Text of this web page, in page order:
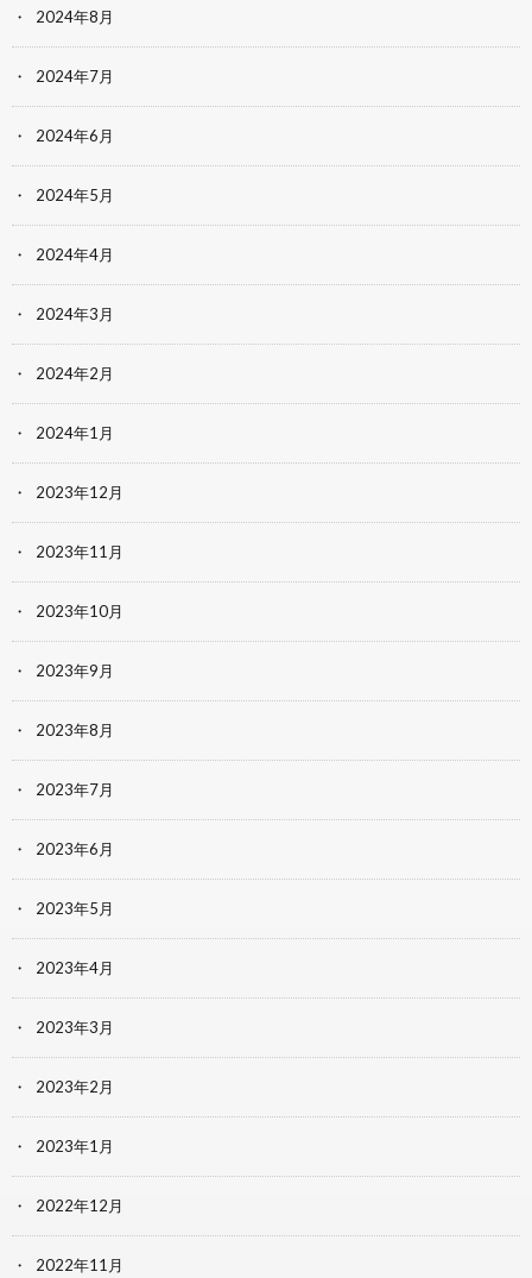
2024年8月
2024年7月
2024年6月
2024年5月
2024年4月
2024年3月
2024年2月
2024年1月
2023年12月
2023年11月
2023年10月
2023年9月
2023年8月
2023年7月
2023年6月
2023年5月
2023年4月
2023年3月
2023年2月
2023年1月
2022年12月
2022年11月